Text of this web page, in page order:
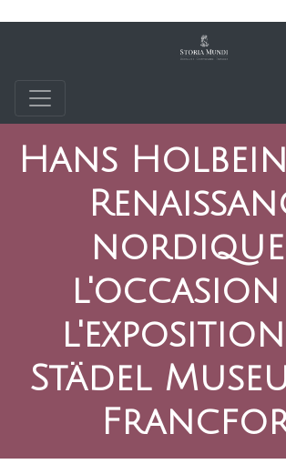
Hans
l'occasion
Städel